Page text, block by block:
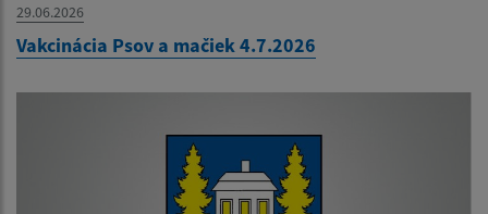
29.06.2026
Vakcinácia Psov a mačiek 4.7.2026